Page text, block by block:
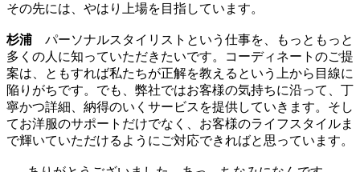
その先には、やはり上場を目指しています。
杉浦 パーソナルスタイリストという仕事を、もっともっと
多くの人に知っていただきたいです。コーディネートのご提
案は、ともすれば私たちが正解を教えるという上から目線に
陥りがちです。でも、弊社ではお客様の気持ちに沿って、丁
寧かつ詳細、納得のいくサービスを提供していきます。そし
てお洋服のサポートだけでなく、お客様のライフスタイルま
で輝いていただけるようにご対応できればと思っています。